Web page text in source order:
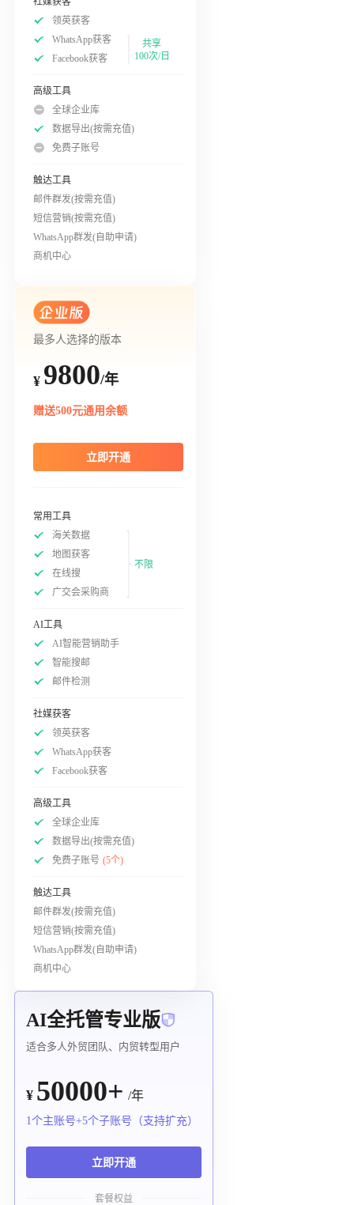
领英获客
WhatsApp获客
Facebook获客
共享
100次/日
高级工具
全球企业库
数据导出(按需充值)
免费子账号
触达工具
邮件群发(按需充值)
短信营销(按需充值)
WhatsApp群发(自助申请)
商机中心
最多人选择的版本
¥ 9800/年
赠送500元通用余额
立即开通
常用工具
海关数据
地图获客
在线搜
广交会采购商
不限
AI工具
AI智能营销助手
智能搜邮
邮件检测
社媒获客
领英获客
WhatsApp获客
Facebook获客
高级工具
全球企业库
数据导出(按需充值)
免费子账号 (5个)
触达工具
邮件群发(按需充值)
短信营销(按需充值)
WhatsApp群发(自助申请)
商机中心
AI全托管专业版
适合多人外贸团队、内贸转型用户
¥ 50000+ /年
1个主账号+5个子账号（支持扩充）
立即开通
套餐权益